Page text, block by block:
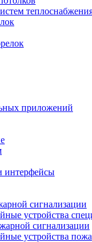
приложений
интерфейсы
сигнализации
устройства
сигнализации
устройства